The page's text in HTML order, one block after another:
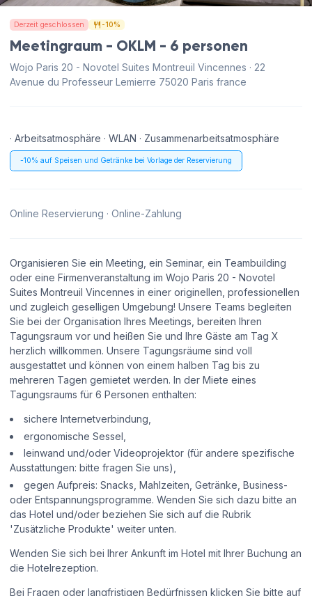
Derzeit geschlossen -10%
Meetingraum - OKLM - 6 personen
Wojo Paris 20 - Novotel Suites Montreuil Vincennes · 22
Avenue du Professeur Lemierre 75020 Paris france
· Arbeitsatmosphäre · WLAN · Zusammenarbeitsatmosphäre
-10% auf Speisen und Getränke bei Vorlage der Reservierung
Online Reservierung · Online-Zahlung
Organisieren Sie ein Meeting, ein Seminar, ein Teambuilding
oder eine Firmenveranstaltung im Wojo Paris 20 - Novotel
Suites Montreuil Vincennes in einer originellen, professionellen
und zugleich geselligen Umgebung! Unsere Teams begleiten
Sie bei der Organisation Ihres Meetings, bereiten Ihren
Tagungsraum vor und heißen Sie und Ihre Gäste am Tag X
herzlich willkommen. Unsere Tagungsräume sind voll
ausgestattet und können von einem halben Tag bis zu
mehreren Tagen gemietet werden. In der Miete eines
Tagungsraums für 6 Personen enthalten:
sichere Internetverbindung,
ergonomische Sessel,
leinwand und/oder Videoprojektor (für andere spezifische
Ausstattungen: bitte fragen Sie uns),
gegen Aufpreis: Snacks, Mahlzeiten, Getränke, Business-
oder Entspannungsprogramme. Wenden Sie sich dazu bitte an
das Hotel und/oder beziehen Sie sich auf die Rubrik
'Zusätzliche Produkte' weiter unten.
Wenden Sie sich bei Ihrer Ankunft im Hotel mit Ihrer Buchung an
die Hotelrezeption.
Bei Fragen oder langfristigen Bedürfnissen klicken Sie bitte auf